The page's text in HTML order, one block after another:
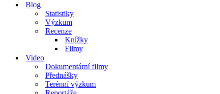
Blog
Statistiky
Výzkum
Recenze
Knížky
Filmy
Video
Dokumentární filmy
Přednášky
Terénní výzkum